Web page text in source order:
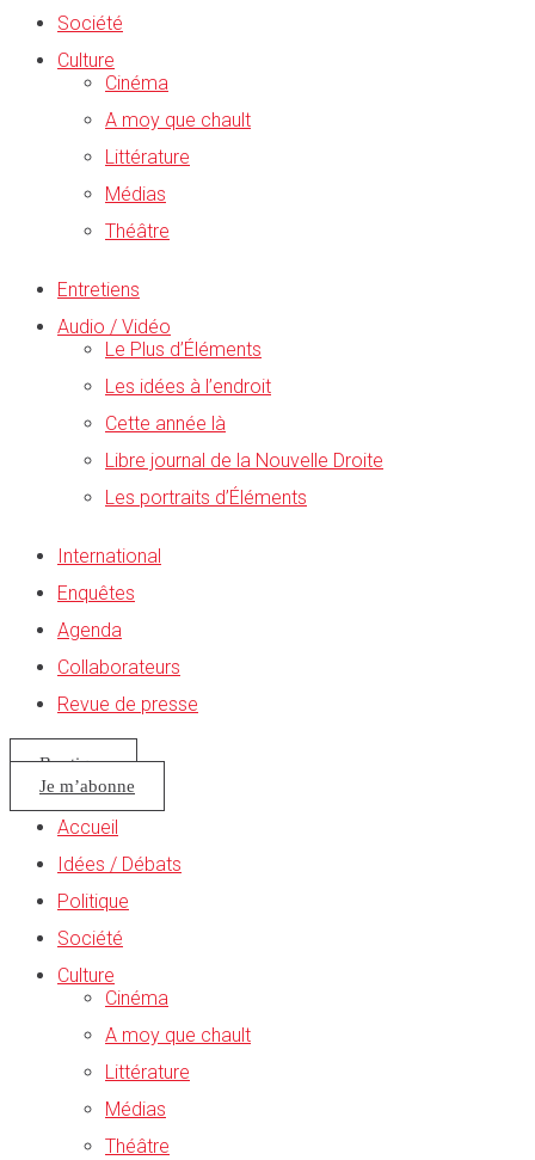
Société
Culture
Cinéma
A moy que chault
Littérature
Médias
Théâtre
Entretiens
Audio / Vidéo
Le Plus d’Éléments
Les idées à l’endroit
Cette année là
Libre journal de la Nouvelle Droite
Les portraits d’Éléments
International
Enquêtes
Agenda
Collaborateurs
Revue de presse
Boutique
Je m’abonne
Accueil
Idées / Débats
Politique
Société
Culture
Cinéma
A moy que chault
Littérature
Médias
Théâtre